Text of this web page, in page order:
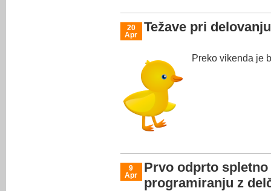
20
Apr
Težave pri
Preko vikenda je
9
Apr
Prvo odprto
programiranju z